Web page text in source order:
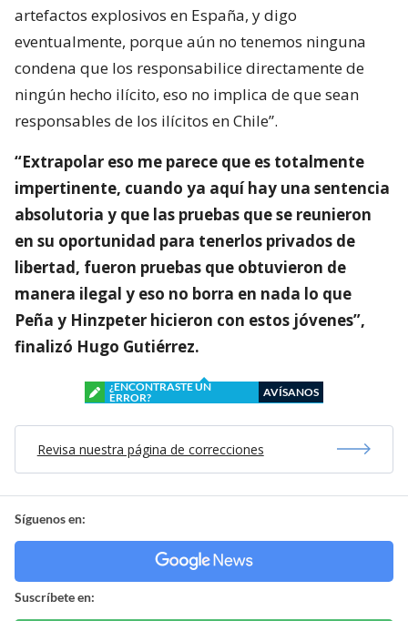
artefactos explosivos en España, y digo
eventualmente, porque aún no tenemos ninguna
condena que los responsabilice directamente de
ningún hecho ilícito, eso no implica de que sean
responsables de los ilícitos en Chile”.
“Extrapolar eso me parece que es totalmente
impertinente, cuando ya aquí hay una sentencia
absolutoria y que las pruebas que se reunieron
en su oportunidad para tenerlos privados de
libertad, fueron pruebas que obtuvieron de
manera ilegal y eso no borra en nada lo que
Peña y Hinzpeter hicieron con estos jóvenes”,
finalizó Hugo Gutiérrez.
¿ENCONTRASTE UN
ERROR?
AVÍSANOS
Revisa nuestra página de correcciones
Síguenos en:
Suscríbete en: